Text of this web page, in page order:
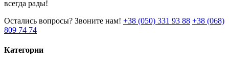
всегда рады!
Остались вопросы? Звоните нам! +38 (050) 331 93 88 +38 (068)
809 74 74
Категории